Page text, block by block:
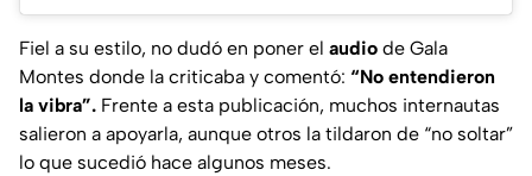
Fiel a su estilo, no dudó en poner el audio de Gala
Montes donde la criticaba y comentó: “No entendieron
la vibra”. Frente a esta publicación, muchos internautas
salieron a apoyarla, aunque otros la tildaron de “no soltar”
lo que sucedió hace algunos meses.